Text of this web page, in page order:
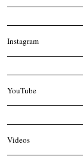
Instagram
YouTube
Videos